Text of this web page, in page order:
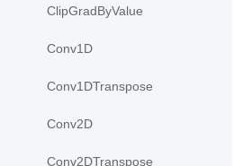
ClipGradByValue
Conv1D
Conv1DTranspose
Conv2D
Conv2DTranspose